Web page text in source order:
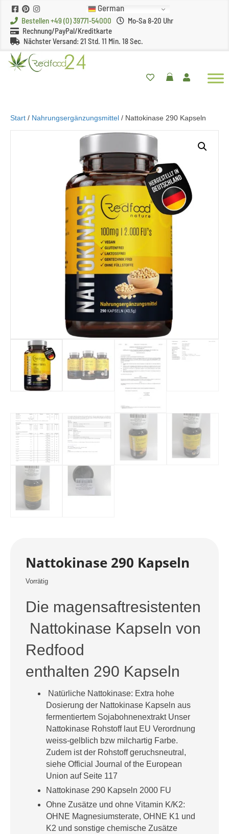
Bestellen +49 (0) 39771-54000
Mo-Sa 8-20 Uhr
Rechnung/PayPal/Kreditkarte
Nächster Versand: 21 Std. 11 Min. 17 Sec.
German
Start / Nahrungsergänzungsmittel / Nattokinase 290 Kapseln
Nattokinase 290 Kapseln
Vorrätig
Die magensaftresistenten
Nattokinase Kapseln von
Redfood
enthalten 290 Kapseln
Natürliche Nattokinase: Extra hohe
Dosierung der Nattokinase Kapseln aus
fermentiertem Sojabohnenextrakt Unser
Nattokinase Rohstoff laut EU Verordnung
weiss-gelblich bzw milchartig Farbe.
Zudem ist der Rohstoff geruchsneutral,
siehe Official Journal of the European
Union auf Seite 117
Nattokinase 290 Kapseln 2000 FU
Ohne Zusätze und ohne Vitamin K/K2:
OHNE Magnesiumsterate, OHNE K1 und
K2 und sonstige chemische Zusätze